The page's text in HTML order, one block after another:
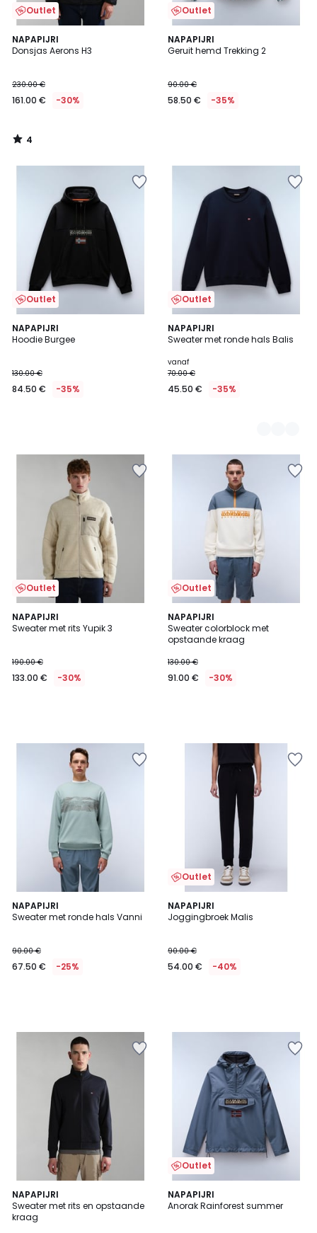
Outlet
NAPAPIJRI
Donsjas Aerons H3
230.00 €
161.00 € -30%
4
/
4
/
Outlet
NAPAPIJRI
Geruit hemd Trekking 2
90.00 €
58.50 € -35%
Outlet
NAPAPIJRI
Hoodie Burgee
130.00 €
84.50 € -35%
Outlet
NAPAPIJRI
Sweater met ronde hals Balis
vanaf
70.00 €
45.50 € -35%
2
Kleuren
Outlet
NAPAPIJRI
Sweater met rits Yupik 3
190.00 €
133.00 € -30%
Outlet
NAPAPIJRI
Sweater colorblock met
opstaande kraag
130.00 €
91.00 € -30%
NAPAPIJRI
Sweater met ronde hals Vanni
90.00 €
67.50 € -25%
Outlet
NAPAPIJRI
Joggingbroek Malis
90.00 €
54.00 € -40%
NAPAPIJRI
Sweater met rits en opstaande
kraag
Outlet
NAPAPIJRI
Anorak Rainforest summer
2
Kleuren